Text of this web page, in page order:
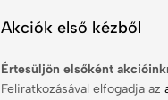
Akciók első kézből
Értesüljön elsőként
Feliratkozásával elfogadja az